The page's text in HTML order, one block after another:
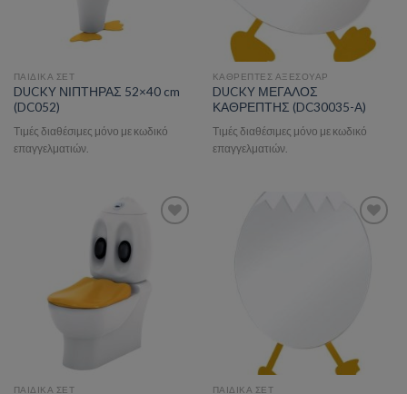
ΠΑΙΔΙΚΑ ΣΕΤ
DUCKY ΝΙΠΤΗΡΑΣ 52×40 cm
(DC052)
Τιμές διαθέσιμες μόνο με κωδικό
επαγγελματιών.
ΚΑΘΡΕΠΤΕΣ ΑΞΕΣΟΥΑΡ
DUCKY ΜΕΓΑΛΟΣ
ΚΑΘΡΕΠΤΗΣ (DC30035-A)
Τιμές διαθέσιμες μόνο με κωδικό
επαγγελματιών.
Add to wishlist
ΠΑΙΔΙΚΑ ΣΕΤ ΠΑΙΔΙΚΑ ΣΕΤ